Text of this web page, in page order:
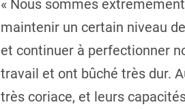
« Nous sommes
maintenir un certain niveau
et continuer à perfectionner
travail et ont bûché très dur.
très coriace, et leurs